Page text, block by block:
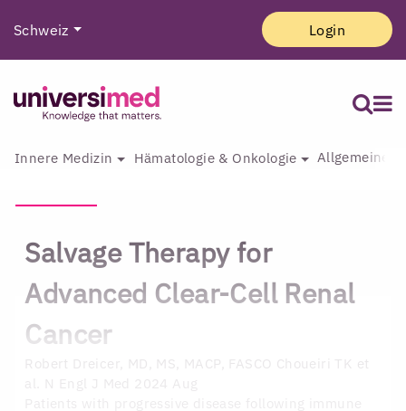
Schweiz Login
Innere Medizin Hämatologie & Onkologie Allgemeine
Salvage Therapy for
Advanced Clear-Cell Renal
Cancer
Robert Dreicer, MD, MS, MACP, FASCO Choueiri TK et